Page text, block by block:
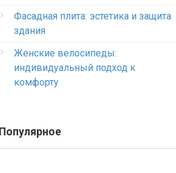
Фасадная плита: эстетика и защита
здания
Женские велосипеды:
индивидуальный подход к
комфорту
Популярное